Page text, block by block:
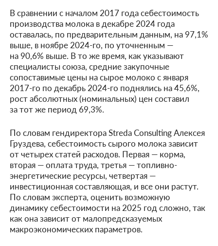
В сравнении с началом 2017 года себестоимость
производства молока в декабре 2024 года
оставалась, по предварительным данным, на 97,1%
выше, в ноябре 2024-го, по уточненным —
на 90,6% выше. В то же время, как указывают
специалисты союза, средние закупочные
сопоставимые цены на сырое молоко с января
2017-го по декабрь 2024-го поднялись на 45,6%,
рост абсолютных (номинальных) цен составил
за тот же период 69,3%.
По словам гендиректора Streda Consulting Алексея
Груздева, себестоимость сырого молока зависит
от четырех статей расходов. Первая — корма,
вторая — оплата труда, третья — топливно-
энергетические ресурсы, четвертая —
инвестиционная составляющая, и все они растут.
По словам эксперта, оценить возможную
динамику себестоимости на 2025 год сложно, так
как она зависит от малопредсказуемых
макроэкономических параметров.